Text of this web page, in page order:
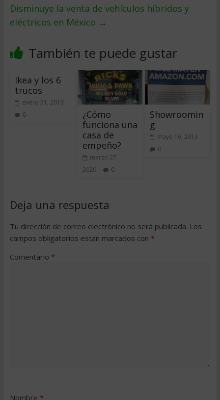
Disminuye la venta de vehículos híbridos y
eléctricos en México →
También te puede gustar
Ikea y los 6
trucos
enero 31, 2013
0
¿Cómo
funciona una
casa de
empeño?
marzo 27,
2020
0
Showroomin
g
mayo 16, 2013
0
Deja una respuesta
Tu dirección de correo electrónico no será publicada. Los
campos obligatorios están marcados con *
Comentario *
Nombre *